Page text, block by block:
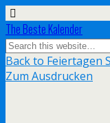
The Beste Kalender
Back to Feiertagen
Zum Ausdrucken